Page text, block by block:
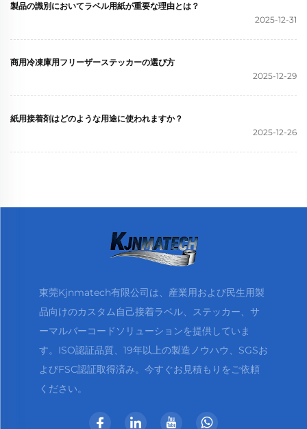
製品の識別においてラベル用紙が重要な理由とは？
2025-12-31
商用冷凍庫用フリーザーステッカーの選び方
2025-12-29
紙用接着剤はどのような用途に使われますか？
2025-12-26
東莞Kjnmatech有限公司は、産業用および民生用製
品向けのカスタム自己接着ラベル、ステッカー、サ
ーマルバーコードソリューションを提供していま
す。ISO認証品質、19年以上の製造ノウハウ、SGSお
よびFSC認証取得済み。今すぐお見積もりをご依頼
ください。